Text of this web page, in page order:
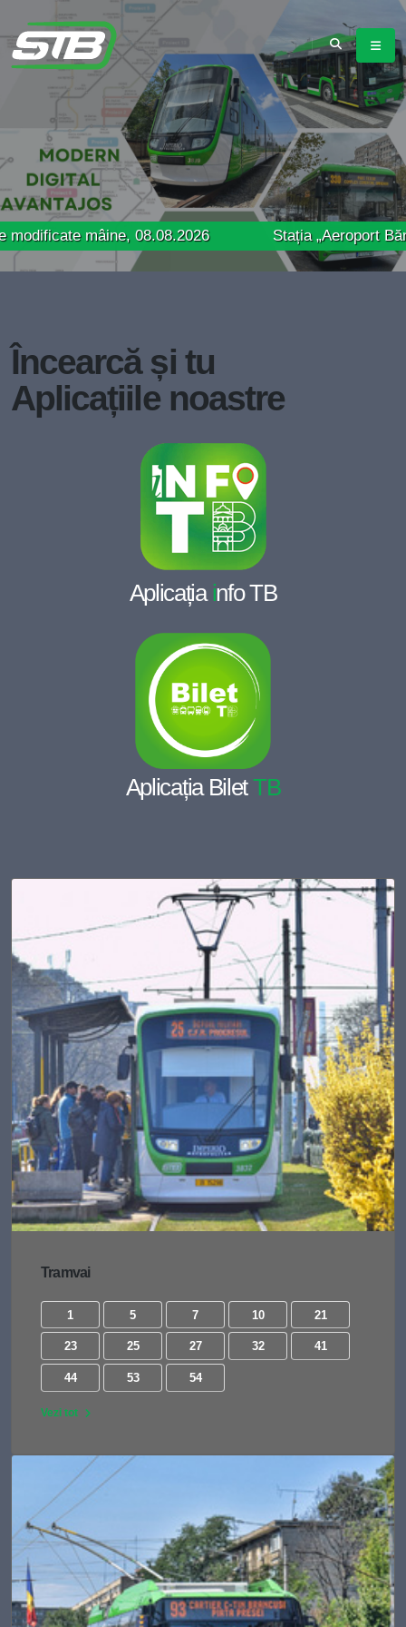
mâine, 08.08.2026 Stația „Aeroport Băneasa”
Încearcă și tu
Aplicațiile noastre
Aplicația info TB
Aplicația BiletTB
Tramvai
1 5 7 10 21
23 25 27 32 41
44 53 54
Vezi tot